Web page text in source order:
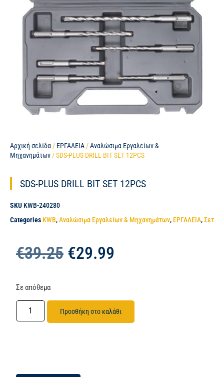
Αρχική σελίδα / ΕΡΓΑΛΕΙΑ /Αναλώσιμα Εργαλείων &
Μηχανημάτων / SDS-PLUS DRILL BIT SET 12PCS
SDS-PLUS DRILL BIT SET 12PCS
SKU KWB-240280
Categories KWB,Αναλώσιμα Εργαλείων & Μηχανημάτων, ΕΡΓΑΛΕΙΑ,Σετ
€39.25 €29.99
Σε απόθεμα
Προσθήκη στο καλάθι